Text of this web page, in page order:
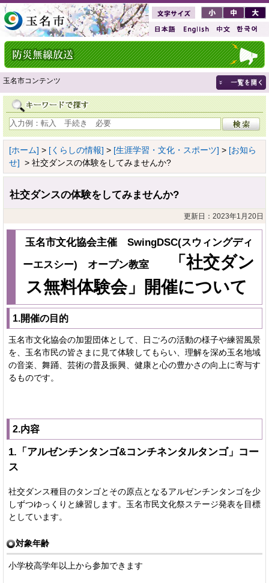
玉名市コンテンツ
[ホーム] > [くらしの情報] > [生涯学習・文化・スポーツ] > [お知ら
せ] > 社交ダンスの体験をしてみませんか?
社交ダンスの体験をしてみませんか?
更新日：2023年1月20日
玉名市文化協会主催 SwingDSC(スウィングディ
ーエスシー) オープン教室
「社交ダン
ス無料体験会」開催について
1.開催の目的
玉名市文化協会の加盟団体として、日ごろの活動の様子や練習風景
を、玉名市民の皆さまに見て体験してもらい、理解を深め玉名地域
の音楽、舞踊、芸術の普及振興、健康と心の豊かさの向上に寄与す
るものです。
2.内容
1.「アルゼンチンタンゴ&コンチネンタルタンゴ」コー
ス
社交ダンス種目のタンゴとその原点となるアルゼンチンタンゴを少
しずつゆっくりと練習します。玉名市民文化祭ステージ発表を目標
としています。
対象年齢
小学校高学年以上から参加できます